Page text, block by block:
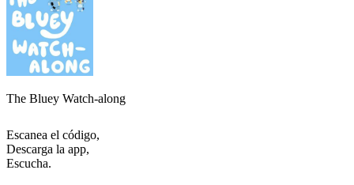
The Bluey Watch-along
Escanea el código,
Descarga la app,
Escucha.